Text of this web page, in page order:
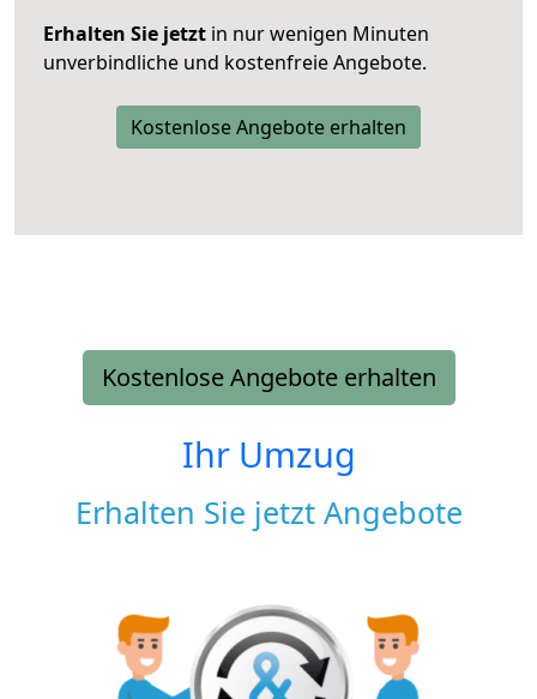
Erhalten Sie jetzt in nur wenigen Minuten
unverbindliche und kostenfreie Angebote.
Kostenlose Angebote erhalten
Kostenlose Angebote erhalten
Ihr Umzug
Erhalten Sie jetzt Angebote